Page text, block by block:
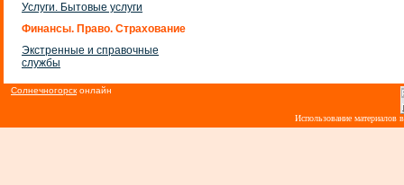
Услуги. Бытовые услуги
Финансы. Право. Страхование
Экстренные и справочные
службы
Солнечногорск онлайн
Использование материалов